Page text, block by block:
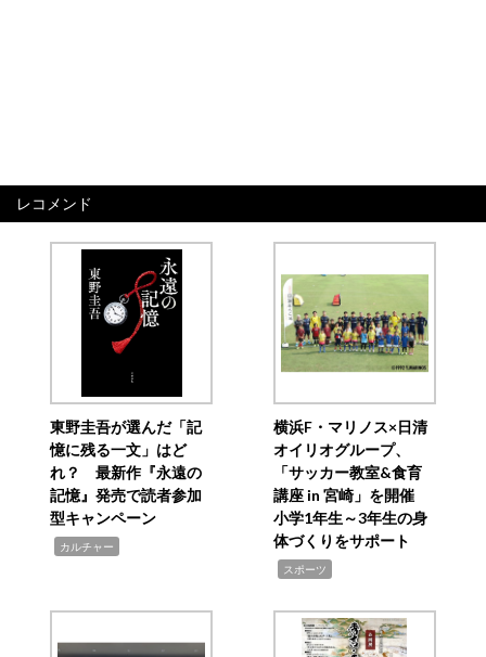
レコメンド
東野圭吾が選んだ「記
憶に残る一文」はど
れ？ 最新作『永遠の
記憶』発売で読者参加
型キャンペーン
カルチャー
横浜F・マリノス×日清
オイリオグループ、
「サッカー教室&食育
講座 in 宮崎」を開催
小学1年生～3年生の身
体づくりをサポート
スポーツ